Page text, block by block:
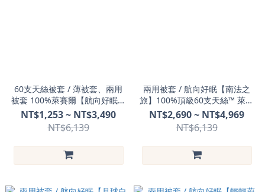
60支天絲被套 / 薄被套、兩用
被套 100%萊賽爾【航向好眠系
列】- 飛航模飾
NT$1,253 ~ NT$3,490
NT$6,139
兩用被套 / 航向好眠【南法之
旅】100%頂級60支天絲™ 萊賽
爾
NT$2,690 ~ NT$4,969
NT$6,139